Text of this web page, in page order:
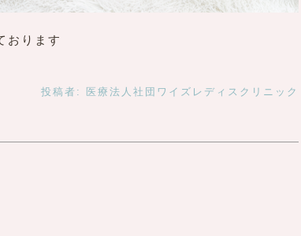
おります
投稿者: 医療法人社団ワイズレディスクリニック